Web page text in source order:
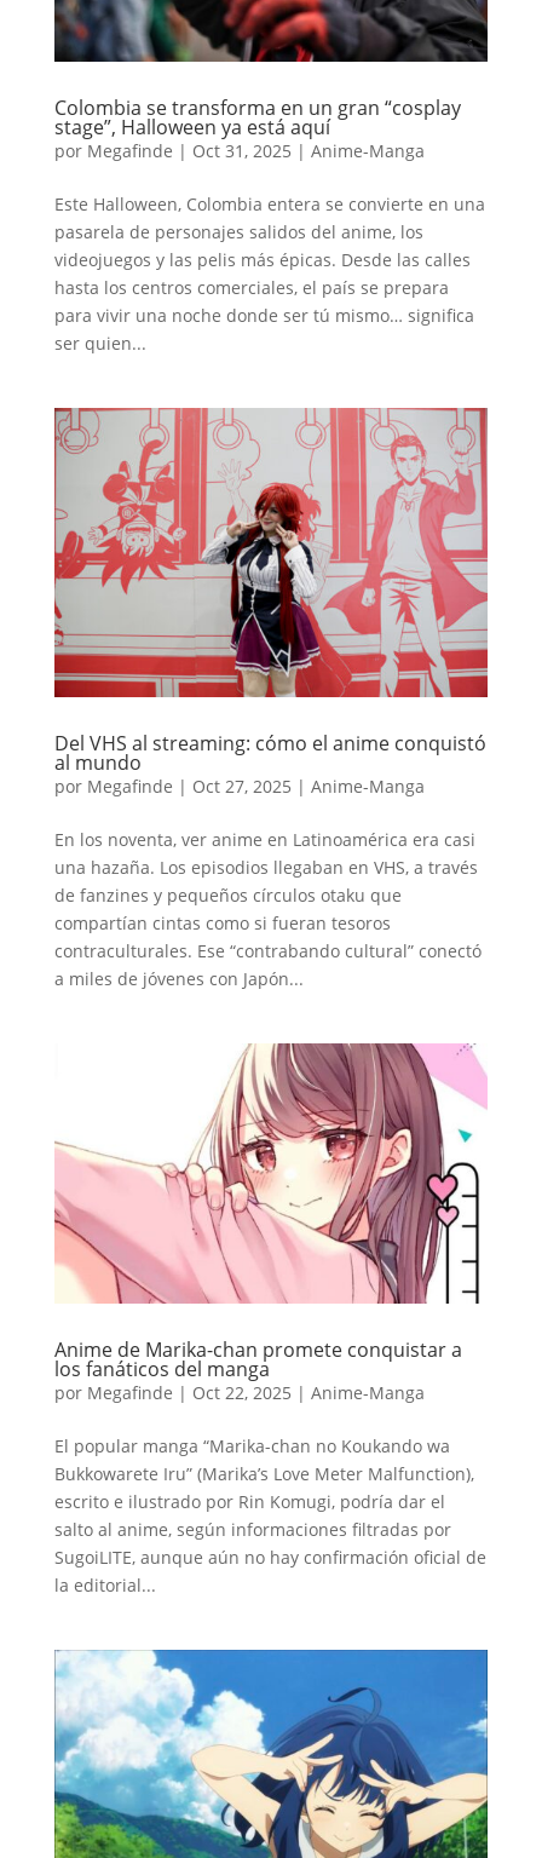
Colombia se transforma en un gran “cosplay
stage”, Halloween ya está aquí
por Megafinde | Oct 31, 2025 | Anime-Manga
Este Halloween, Colombia entera se convierte en una
pasarela de personajes salidos del anime, los
videojuegos y las pelis más épicas. Desde las calles
hasta los centros comerciales, el país se prepara
para vivir una noche donde ser tú mismo… significa
ser quien...
Del VHS al streaming: cómo el anime conquistó
al mundo
por Megafinde | Oct 27, 2025 | Anime-Manga
En los noventa, ver anime en Latinoamérica era casi
una hazaña. Los episodios llegaban en VHS, a través
de fanzines y pequeños círculos otaku que
compartían cintas como si fueran tesoros
contraculturales. Ese “contrabando cultural” conectó
a miles de jóvenes con Japón...
Anime de Marika-chan promete conquistar a
los fanáticos del manga
por Megafinde | Oct 22, 2025 | Anime-Manga
El popular manga “Marika-chan no Koukando wa
Bukkowarete Iru” (Marika’s Love Meter Malfunction),
escrito e ilustrado por Rin Komugi, podría dar el
salto al anime, según informaciones filtradas por
SugoiLITE, aunque aún no hay confirmación oficial de
la editorial...